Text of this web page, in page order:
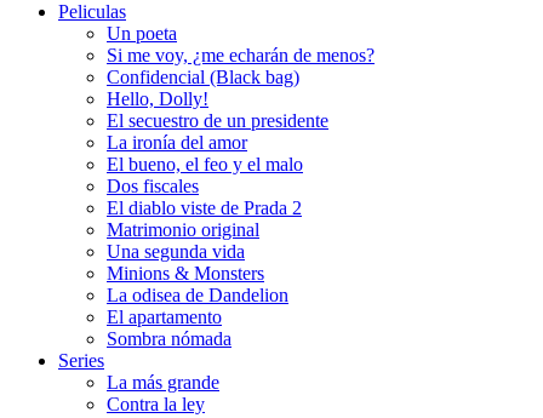
Peliculas
Un poeta
Si me voy, ¿me echarán de menos?
Confidencial (Black bag)
Hello, Dolly!
El secuestro de un presidente
La ironía del amor
El bueno, el feo y el malo
Dos fiscales
El diablo viste de Prada 2
Matrimonio original
Una segunda vida
Minions & Monsters
La odisea de Dandelion
El apartamento
Sombra nómada
Series
La más grande
Contra la ley